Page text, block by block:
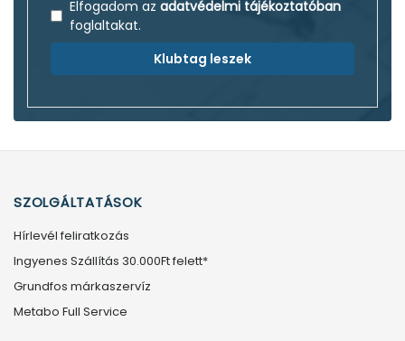
Elfogadom az adatvédelmi tájékoztatóban
foglaltakat.
Klubtag leszek
SZOLGÁLTATÁSOK
Hírlevél feliratkozás
Ingyenes Szállítás 30.000Ft felett*
Grundfos márkaszervíz
Metabo Full Service